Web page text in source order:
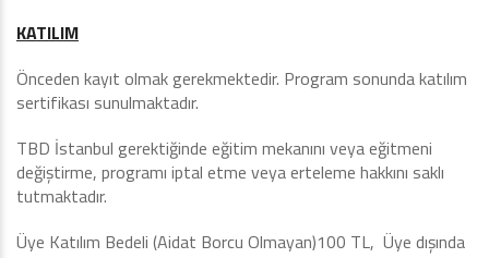
KATILIM
Önceden kayıt olmak gerekmektedir. Program sonunda katılım
sertifikası sunulmaktadır.
TBD İstanbul gerektiğinde eğitim mekanını veya eğitmeni
değiştirme, programı iptal etme veya erteleme hakkını saklı
tutmaktadır.
Üye Katılım Bedeli (Aidat Borcu Olmayan)100 TL, Üye dışında